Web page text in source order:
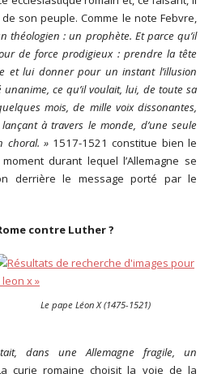
son peuple. Comme le note Febvre,
théologien : un prophète. Et parce qu’il
de force prodigieux : prendre la tête
et lui donner pour un instant l’illusion
unanime, ce qu’il voulait, lui, de toute sa
mois, de mille voix dissonantes,
à travers le monde, d’une seule
choral. »1517-1521 constitue bien le
durant lequel l’Allemagne se
derrière le message porté par le
contre Luther ?
Le pape Léon X (1475-1521)
dans une Allemagne fragile, un
curie romaine choisit la voie de la